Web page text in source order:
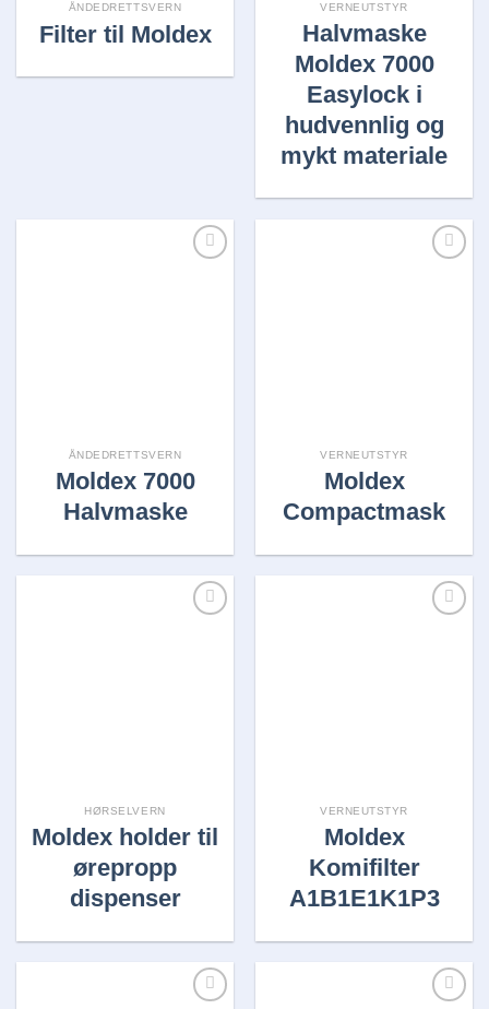
ÅNDEDRETTSVERN
Filter til Moldex
VERNEUTSTYR
Halvmaske
Moldex 7000
Easylock i
hudvennlig og
mykt materiale
ÅNDEDRETTSVERN
Moldex 7000
Halvmaske
VERNEUTSTYR
Moldex
Compactmask
HØRSELVERN
Moldex holder til
ørepropp
dispenser
VERNEUTSTYR
Moldex
Komifilter
A1B1E1K1P3